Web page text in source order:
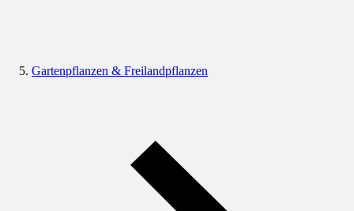
Gartenpflanzen & Freilandpflanzen